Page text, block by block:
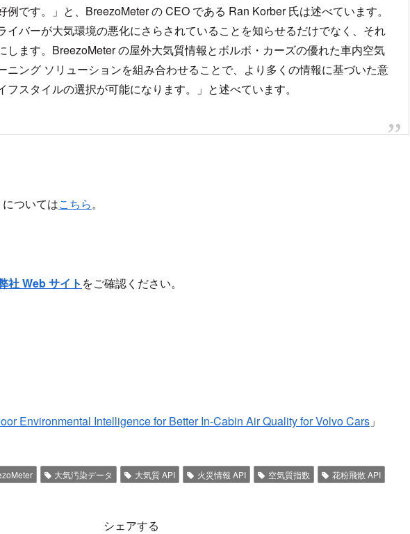
です。」と、BreezoMeter の CEO である Ran Korber 氏は述べています。
イバーが大気環境の悪化にさらされていることを知らせるだけでなく、それ
します。BreezoMeter の屋外大気質情報とボルボ・カーズの優れた車内空気
ニング ソリューションを組み合わせることで、より多くの情報に基づいた意
スタイルの選択が可能になります。」と述べています。
についてはこちら。
社 Webサイト をご確認ください。
Environmental Intelligence for Better In-Cabin Air Quality for Volvo Cars 」
大気汚染データ 大気質 API 火災情報 API 空気質指数
花粉飛散 API
シェアする